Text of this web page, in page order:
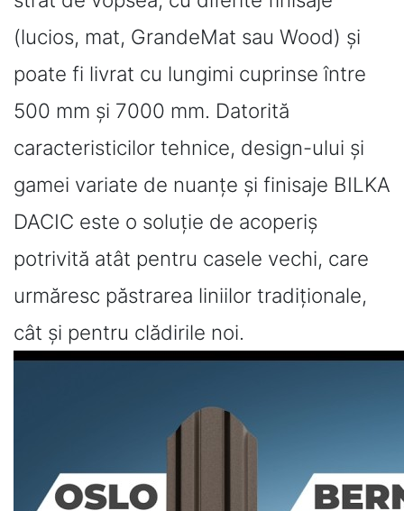
(lucios, mat, GrandeMat sau Wood) și
poate fi livrat cu lungimi cuprinse între
500 mm și 7000 mm. Datorită
caracteristicilor tehnice, design-ului și
gamei variate de nuanțe și finisaje BILKA
DACIC este o soluție de acoperiș
potrivită atât pentru casele vechi, care
urmăresc păstrarea liniilor tradiționale,
cât și pentru clădirile noi.